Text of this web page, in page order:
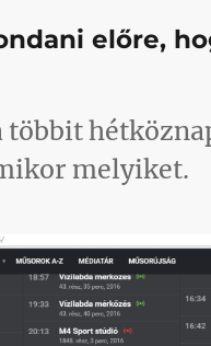
előre,
többit
melyiket.